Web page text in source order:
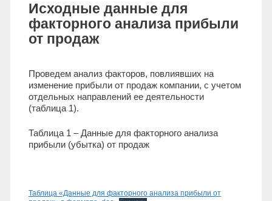
Исходные данные для
факторного анализа прибыли
от продаж
Проведем анализ факторов, повлиявших на
изменение прибыли от продаж компании, с учетом
отдельных направлений ее деятельности
(таблица 1).
Таблица 1 – Данные для факторного анализа
прибыли (убытка) от продаж
Таблица «Данные для факторного анализа прибыли от